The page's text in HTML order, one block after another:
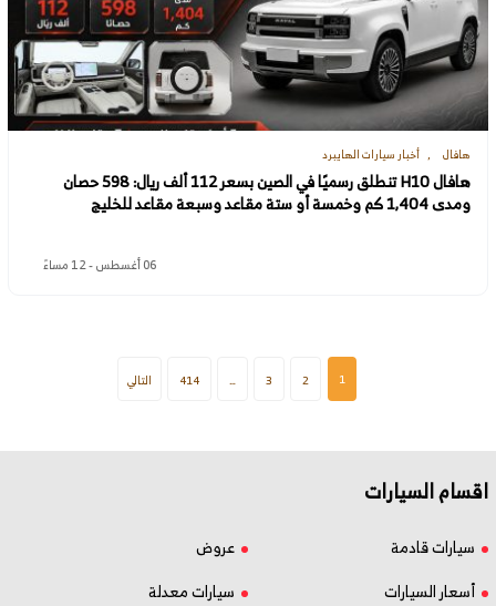
هافال أخبار سيارات الهايبرد
هافال H10 تنطلق رسميًا في الصين بسعر 112 ألف ريال: 598 حصان
ومدى 1,404 كم وخمسة أو ستة مقاعد وسبعة مقاعد للخليج
06 أغسطس - 12 مساءً
1
2
3
…
414 التالي
اقسام السيارات
سيارات قادمة
عروض
أسعار السيارات
سيارات معدلة